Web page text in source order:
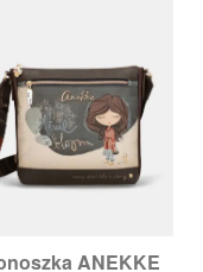
ANEKKE